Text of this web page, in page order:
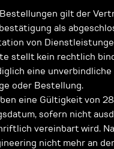
gilt der
als
von
stellt kein rechtlich
eine unverbindliche
oder Bestellung.
eine Gültigkeit von 28
sofern nicht
vereinbart wird.
nicht mehr an